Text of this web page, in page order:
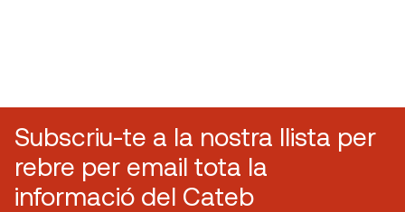
Subscriu-te a la nostra llista per
rebre per email tota la
informació del Cateb